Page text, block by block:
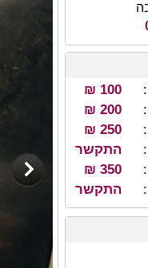
100 ₪
200 ₪
250 ₪
התקשר
350 ₪
התקשר